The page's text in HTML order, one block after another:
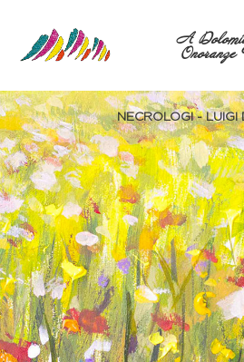
A
Onoranze
NECROLOGI - LUIGI